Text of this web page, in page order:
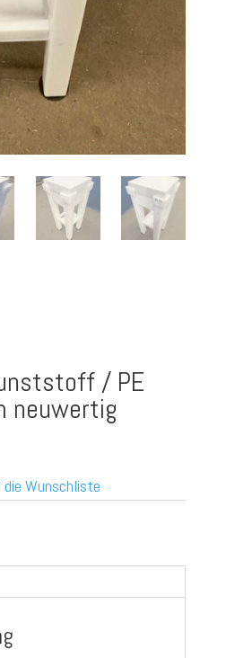
/ PE
neuwertig
die Wunschliste